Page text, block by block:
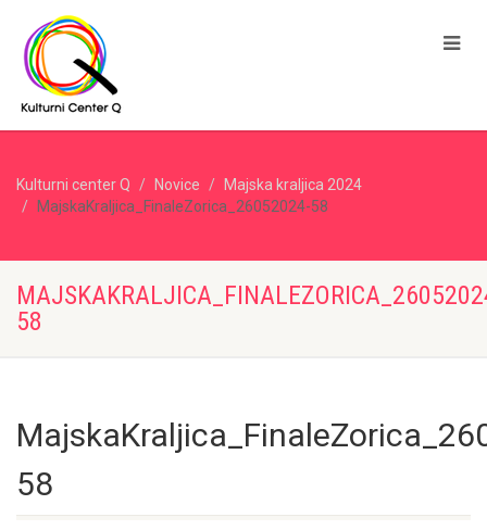
Kulturni center Q Novice
Majska kraljica 2024
MajskaKraljica_FinaleZorica_26052024-58
58
58